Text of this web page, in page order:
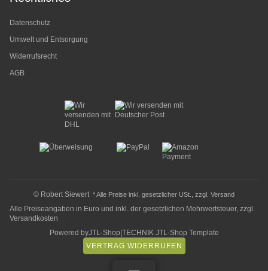
Datenschutz
Umwelt und Entsorgung
Widerrufsrecht
AGB
© Robert Siewert* Alle Preise inkl. gesetzlicher USt., zzgl. Versand
Alle Preiseangaben in Euro und inkl. der gesetzlichen Mehrwertsteuer, zzgl.
Versandkosten
Powered byJTL-Shop TECHNIK JTL-Shop Template
VERTRAG WIDERRUFEN